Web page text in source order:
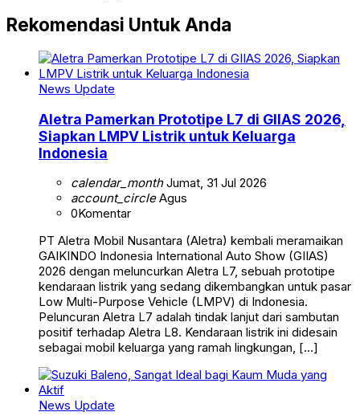
Rekomendasi Untuk Anda
News Update
Aletra Pamerkan Prototipe L7 di GIIAS 2026,
Siapkan LMPV Listrik untuk Keluarga
Indonesia
calendar_monthJumat, 31 Jul 2026
account_circleAgus
0Komentar
PT Aletra Mobil Nusantara (Aletra) kembali meramaikan
GAIKINDO Indonesia International Auto Show (GIIAS)
2026 dengan meluncurkan Aletra L7, sebuah prototipe
kendaraan listrik yang sedang dikembangkan untuk pasar
Low Multi-Purpose Vehicle (LMPV) di Indonesia.
Peluncuran Aletra L7 adalah tindak lanjut dari sambutan
positif terhadap Aletra L8. Kendaraan listrik ini didesain
sebagai mobil keluarga yang ramah lingkungan, […]
News Update